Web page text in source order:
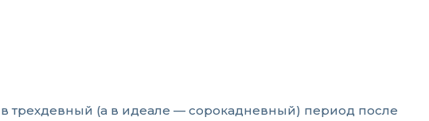
трехдевный (а в идеале — сорокадневный) период после